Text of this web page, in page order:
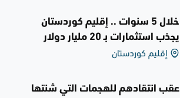
خلال 5 سنوات .. إقليم كوردستان
يجذب استثمارات بـ 20 مليار دولار
إقليم كوردستان
عقب انتقادهم للهجمات التي شنتها